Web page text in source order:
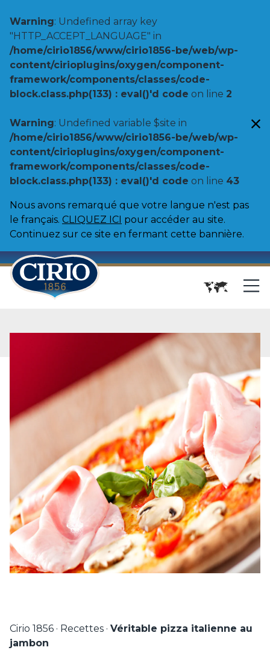
Warning: Undefined array key
"HTTP_ACCEPT_LANGUAGE" in
/home/cirio1856/www/cirio1856-be/web/wp-
content/cirioplugins/oxygen/component-
framework/components/classes/code-
block.class.php(133) : eval()'d code on line 2
Warning: Undefined variable $site in
/home/cirio1856/www/cirio1856-be/web/wp-
content/cirioplugins/oxygen/component-
framework/components/classes/code-
block.class.php(133) : eval()'d code on line 43
Nous avons remarqué que votre langue n'est pas
le français. CLIQUEZ ICI pour accéder au site.
Continuez sur ce site en fermant cette bannière.
Cirio 1856 · Recettes · Véritable pizza italienne au
jambon